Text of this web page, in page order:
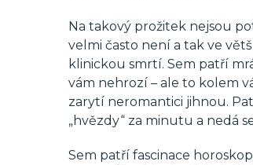
Na takový prožitek nejsou
velmi často není a tak ve
klinickou smrtí. Sem patří
vám nehrozí – ale to kolem
zarytí neromantici jihnou.
„hvězdy“ za minutu a nedá
Sem patří fascinace